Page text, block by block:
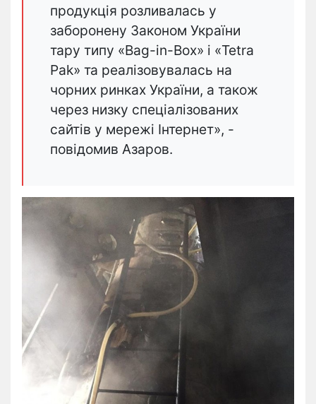
продукція розливалась у
заборонену Законом України
тару типу «Bag-in-Box» і «Tetra
Pak» та реалізовувалась на
чорних ринках України, а також
через низку спеціалізованих
сайтів у мережі Інтернет», -
повідомив Азаров.